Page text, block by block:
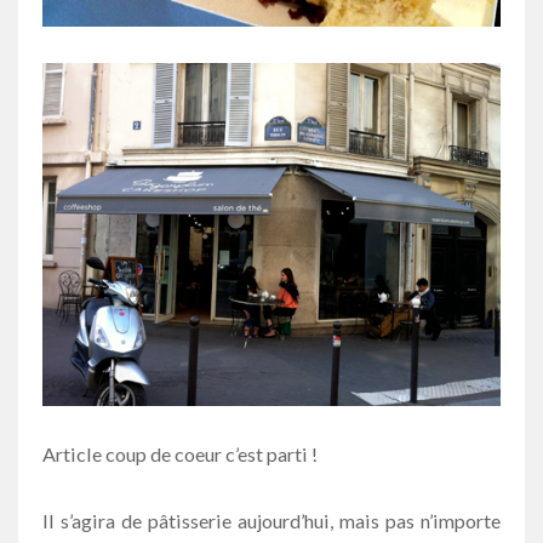
Article coup de coeur c’est parti !
Il s’agira de pâtisserie aujourd’hui, mais pas n’importe